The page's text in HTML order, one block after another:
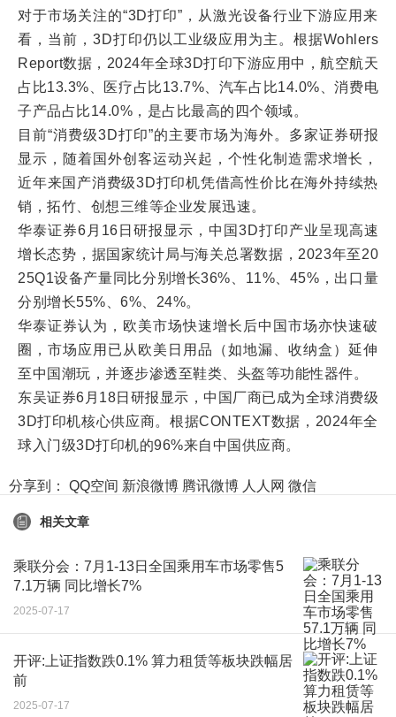
对于市场关注的“3D打印”，从激光设备行业下游应用来
看，当前，3D打印仍以工业级应用为主。根据Wohlers
Report数据，2024年全球3D打印下游应用中，航空航天
占比13.3%、医疗占比13.7%、汽车占比14.0%、消费电
子产品占比14.0%，是占比最高的四个领域。
目前“消费级3D打印”的主要市场为海外。多家证券研报
显示，随着国外创客运动兴起，个性化制造需求增长，
近年来国产消费级3D打印机凭借高性价比在海外持续热
销，拓竹、创想三维等企业发展迅速。
华泰证券6月16日研报显示，中国3D打印产业呈现高速
增长态势，据国家统计局与海关总署数据，2023年至20
25Q1设备产量同比分别增长36%、11%、45%，出口量
分别增长55%、6%、24%。
华泰证券认为，欧美市场快速增长后中国市场亦快速破
圈，市场应用已从欧美日用品（如地漏、收纳盒）延伸
至中国潮玩，并逐步渗透至鞋类、头盔等功能性器件。
东吴证券6月18日研报显示，中国厂商已成为全球消费级
3D打印机核心供应商。根据CONTEXT数据，2024年全
球入门级3D打印机的96%来自中国供应商。
分享到： QQ空间 新浪微博 腾讯微博 人人网 微信
相关文章
乘联分会：7月1-13日全国乘用车市场零售5
7.1万辆 同比增长7%
2025-07-17
开评:上证指数跌0.1% 算力租赁等板块跌幅居
前
2025-07-17